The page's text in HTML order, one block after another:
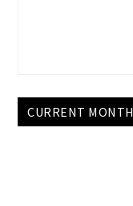
CURRENT MONTH